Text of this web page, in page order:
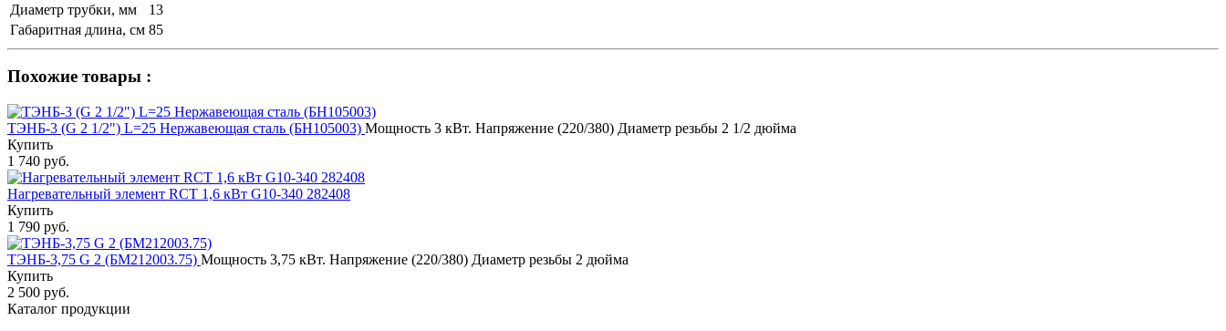
Диаметр трубки, мм
13
Габаритная длина, см 85
Похожие товары :
ТЭНБ-3 (G 2 1/2") L=25 Нержавеющая сталь (БН105003) Мощность 3 кВт. Напряжение (220/380) Диаметр резьбы 2 1/2 дюйма
Купить
1 740 руб.
Нагревательный элемент RCT 1,6 кВт G10-340 282408
Купить
1 790 руб.
ТЭНБ-3,75 G 2 (БM212003.75) Мощность 3,75 кВт. Напряжение (220/380) Диаметр резьбы 2 дюйма
Купить
2 500 руб.
Каталог продукции